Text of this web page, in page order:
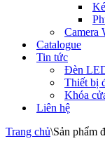
Camera
Catalogue
Tin tức
Đèn
Thiết bị
Khóa
Liên hệ
Trang chủ\Sản phẩm